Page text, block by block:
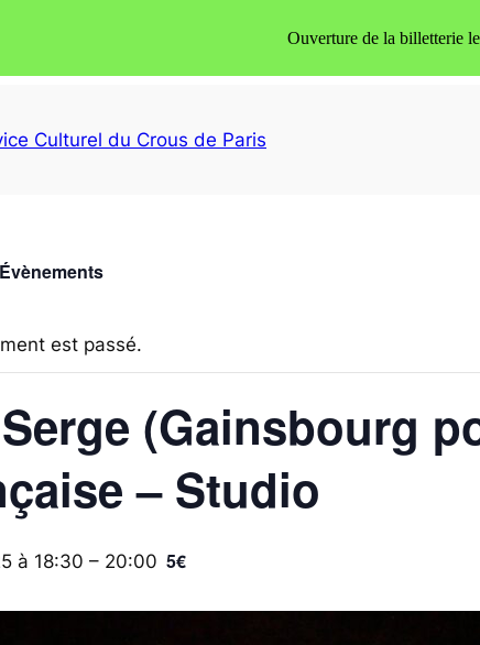
Culturel du Crous de Paris
est passé.
(Gainsbourg
– Studio
à 18:30 – 20:00 5€
Ouverture de la billetterie